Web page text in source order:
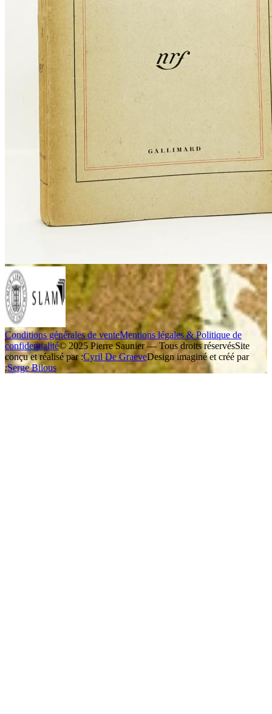
Conditions générales de venteMentions légales & Politique de
confidentialité© 2025 Pierre Saunier — Tous droits réservésSite
conçu et réalisé par :Cyril De GraeveDesign imaginé et créé par
:Serge Bilous